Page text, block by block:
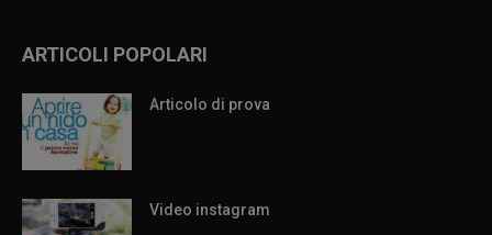
ARTICOLI POPOLARI
Articolo di prova
Video instagram